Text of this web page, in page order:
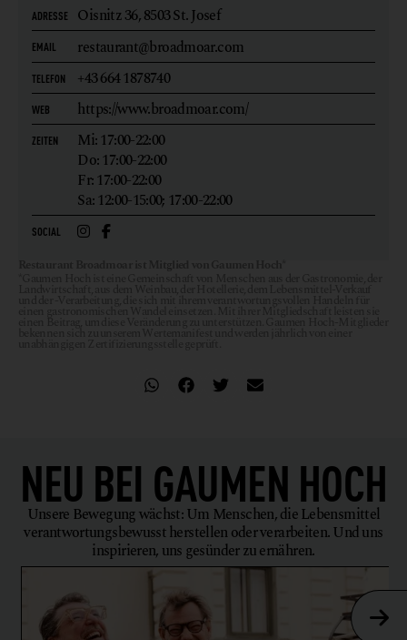
ADRESSE Oisnitz 36,8503 St. Josef
EMAIL restaurant@broadmoar.com
TELEFON +43 664 1878740
WEB https://www.broadmoar.com/
ZEITEN
Mi: 17:00-22:00
Do: 17:00-22:00
Fr: 17:00-22:00
Sa: 12:00-15:00; 17:00-22:00
SOCIAL
NEU BEI GAUMEN HOCH
Unsere Bewegung wächst: Um Menschen, die Lebensmittel
verantwortungsbewusst herstellen oder verarbeiten. Und uns
inspirieren, uns gesünder zu ernähren.